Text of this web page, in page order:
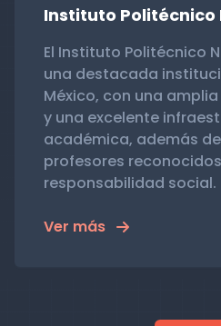
Instituto Politécnico
El Instituto Politécnico
una destacada
México, con una
y una excelente
académica, además
profesores
responsabilidad social.
Ver más